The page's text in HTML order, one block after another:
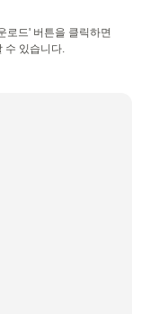
로드' 버튼을 클릭하면
수 있습니다.